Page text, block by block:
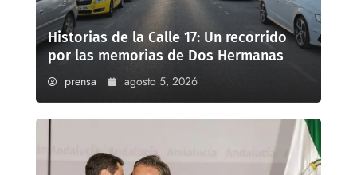
Historias de la Calle 17: Un recorrido
por las memorias de Dos Hermanas
prensa agosto 5, 2026